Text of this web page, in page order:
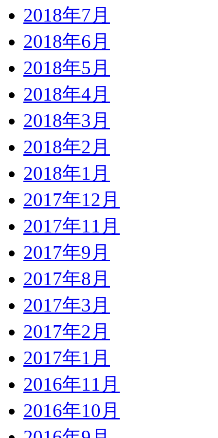
2018年7月
2018年6月
2018年5月
2018年4月
2018年3月
2018年2月
2018年1月
2017年12月
2017年11月
2017年9月
2017年8月
2017年3月
2017年2月
2017年1月
2016年11月
2016年10月